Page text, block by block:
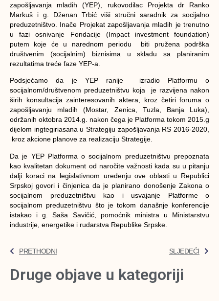
zapošljavanja mladih (YEP), rukovodilac Projekta dr Ranko
Markuš i g. Dženan Trbić viši stručni saradnik za socijalno
preduzetništvo. Inače Projekat zapošljavanja mladih je trenutno
u fazi osnivanje Fondacije (Impact investment foundation)
putem koje će u narednom periodu biti pružena podrška
društvenim (socijalnim) biznisima u skladu sa planiranim
rezultatima treće faze YEP-a.
Podsjećamo da je YEP ranije izradio Platformu o
socijalnom/društvenom preduzetništvu koja je razvijena nakon
širih konsultacija zainteresovanih aktera, kroz četiri foruma o
zapošljavanju mladih (Mostar, Zenica, Tuzla, Banja Luka),
održanih oktobra 2014.g. nakon čega je Platforma tokom 2015.g
dijelom ingtegiriasana u Strategiju zapošljavanja RS 2016-2020,
kroz akcione planove za realizaciju Strategije.
Da je YEP Platforma o socijalnom preduzetništvu prepoznata
kao kvalitetan dokument od naročite važnosti kada su u pitanju
dalji koraci na legislativnom uređenju ove oblasti u Republici
Srpskoj govori i činjenica da je planirano donošenje Zakona o
socijalnom preduzetništvu kao i usvajanje Platforme o
socijalnom preduzetništvu što je tokom današnje konferencije
istakao i g. Saša Savičić, pomoćnik ministra u Ministarstvu
industrije, energetike i rudarstva Republike Srpske.
PRETHODNI SLJEDEĆI
Druge objave u kategoriji